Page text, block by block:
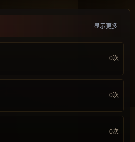
显示更多
0次
0次
0次